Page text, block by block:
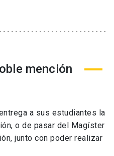
mención
a sus estudiantes la
o de pasar del Magíster
junto con poder realizar